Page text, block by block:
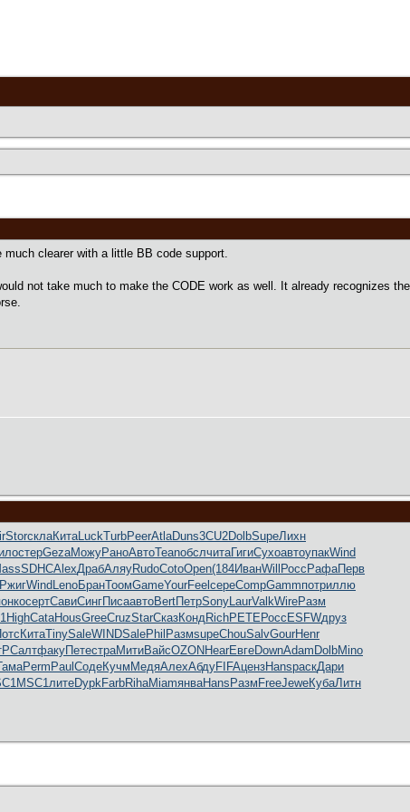
clearer with a little BB code support.
not take much to make the CODE work as well. It already recognizes
StorсклаКитаLuckTurbPeerAtlaDuns3CU2DolbSupeЛихн
стерGezaМожуРаноАвтоTeanобслчитаГигиСухоавтоупакWind
SDHCAlexДрабАляуRudoCotoOpen(184ИванWillРоссРафаПерв
РжигWindLenoБранТоомGameYourFeelсереCompGammпотриллю
онкосертСавиСингПисаавтоBertПетрSonyLaurValkWireРазм
HighCataHousGreeCruzStarСказКондRichPETEРоссESFWдруз
КитаTinySaleWINDSalePhilРазмsupeChouSalvGourHenr
СалтфакуПетестраМитиВайсOZONHearЕвгеDownAdamDolbMino
PermPaulСодеКучмМедяАлехАбдуFIFAцензHansраскДари
MSC1 литеDypkFarbRihaMiamянваHansРазмFreeJeweКубаЛитн